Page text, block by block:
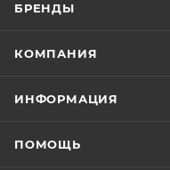
БРЕНДЫ
КОМПАНИЯ
ИНФОРМАЦИЯ
ПОМОЩЬ